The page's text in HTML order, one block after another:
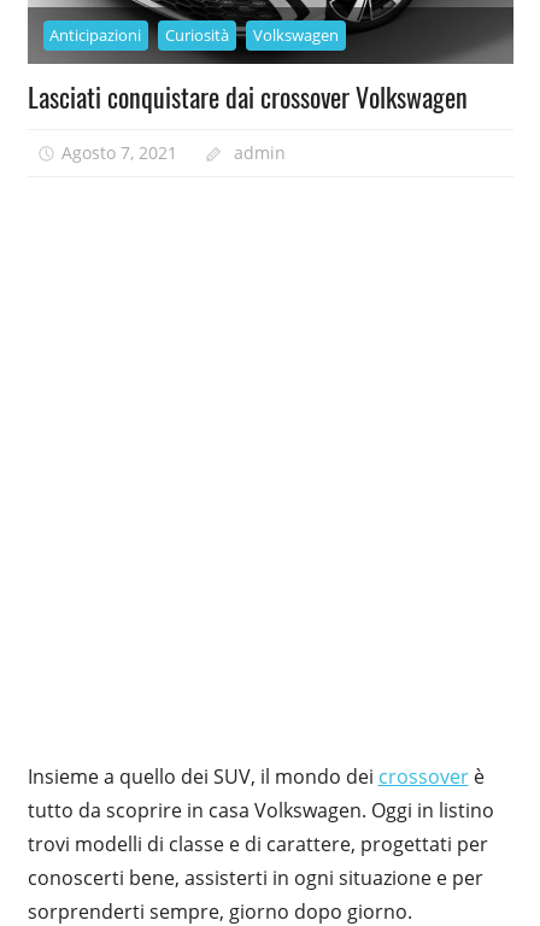
Anticipazioni Curiosità Volkswagen
Lasciati conquistare dai crossover Volkswagen
Agosto 7, 2021 admin
Insieme a quello dei SUV, il mondo dei crossoverè
tutto da scoprire in casa Volkswagen. Oggi in listino
trovi modelli di classe e di carattere, progettati per
conoscerti bene, assisterti in ogni situazione e per
sorprenderti sempre, giorno dopo giorno.